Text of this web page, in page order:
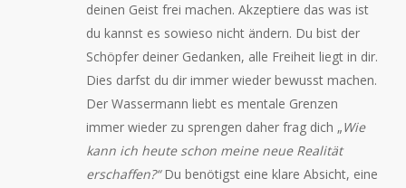
deinen Geist frei machen. Akzeptiere das was ist
du kannst es sowieso nicht ändern. Du bist der
Schöpfer deiner Gedanken, alle Freiheit liegt in dir.
Dies darfst du dir immer wieder bewusst machen.
Der Wassermann liebt es mentale Grenzen
immer wieder zu sprengen daher frag dich „Wie
kann ich heute schon meine neue Realität
erschaffen?“Du benötigst eine klare Absicht, eine